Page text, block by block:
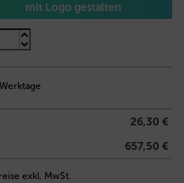
26,30
mit Logo gestalten
26,30 €
657,50 €
exkl. MwSt.